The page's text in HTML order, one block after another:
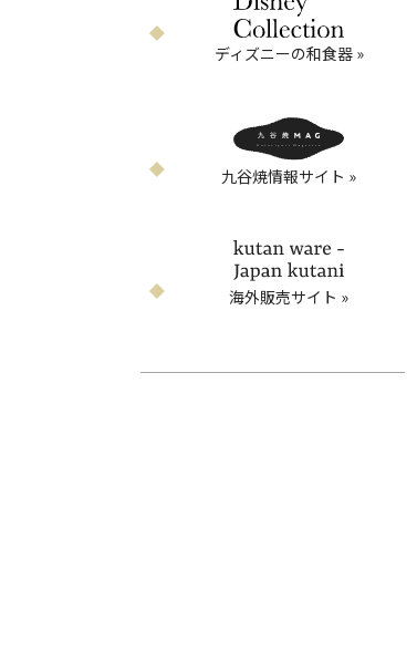
ディズニーの和食器 »
九谷焼情報サイト »
海外販売サイト »